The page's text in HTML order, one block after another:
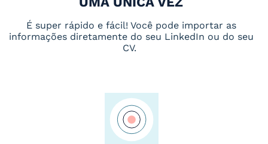
É super rápido e fácil! Você pode importar as
informações diretamente do seu LinkedIn ou do seu
CV.